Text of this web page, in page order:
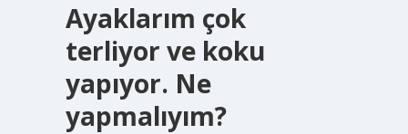
Ayaklarım çok
terliyor ve koku
yapıyor. Ne
yapmalıyım?